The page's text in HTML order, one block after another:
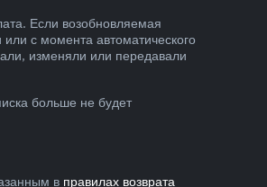
Если возобновляемая
с момента автоматического
изменяли или передавали
больше не будет
в правилах возврата